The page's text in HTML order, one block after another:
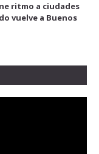
ritmo a ciudades
vuelve a Buenos